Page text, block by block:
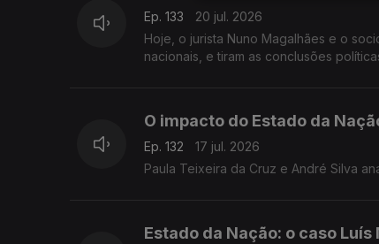
Ep. 133
20 jul. 2026
Hoje, o jurista Nuno Magalhães e o
nacionais, e tiram as conclusões
O impacto do Estado da
Ep. 132
17 jul. 2026
Paula Teixeira da Cruz e André Silva
Estado da Nação: o caso Luís